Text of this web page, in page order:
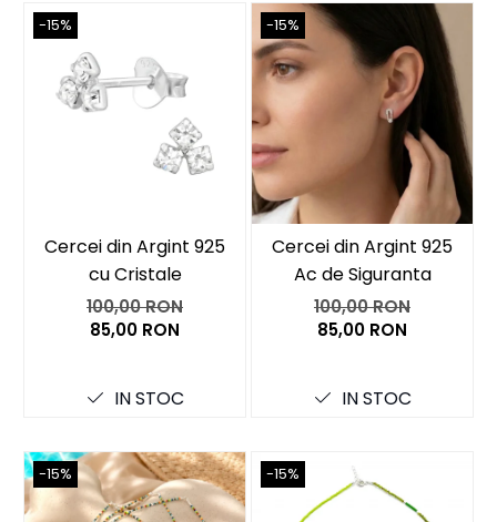
-15%
Cercei din Argint 925
cu Cristale
100,00 RON
85,00 RON
IN STOC
-15%
Cercei din Argint 925
Ac de Siguranta
100,00 RON
85,00 RON
IN STOC
-15% -15%